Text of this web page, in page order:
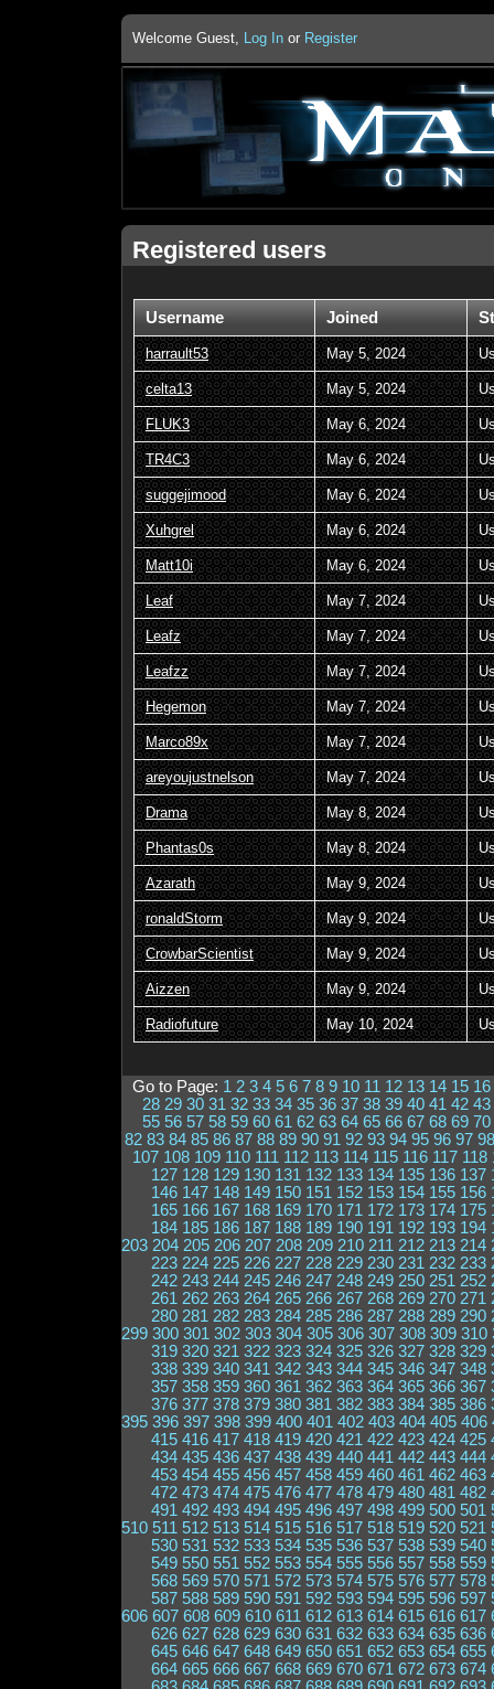
Welcome Guest, Log In or Register
Registered users
Username Joined
harrault53 May 5, 2024
celta13 May 5, 2024
FLUK3 May 6, 2024
TR4C3 May 6, 2024
suggejimood May 6, 2024
Xuhgrel May 6, 2024
Matt10i May 6, 2024
Leaf May 7, 2024
Leafz May 7, 2024
Leafzz May 7, 2024
Hegemon May 7, 2024
Marco89x May 7, 2024
areyoujustnelson May 7, 2024
Drama May 8, 2024
Phantas0s May 8, 2024
Azarath May 9, 2024
ronaldStorm May 9, 2024
CrowbarScientist May 9, 2024
Aizzen May 9, 2024
Radiofuture May 10, 2024
Go to Page: 1 2 3 4 5 6 7 8 9 10 11 12 13 14 15 16
28 29 30 31 32 33 34 35 36 37 38 39 40 41 42 43
55 56 57 58 59 60 61 62 63 64 65 66 67 68 69 70
82 83 84 85 86 87 88 89 90 91 92 93 94 95 96 97 98
107 108 109 110 111 112 113 114 115 116 117 118
127 128 129 130 131 132 133 134 135 136 137
146 147 148 149 150 151 152 153 154 155 156
165 166 167 168 169 170 171 172 173 174 175
184 185 186 187 188 189 190 191 192 193 194
203 204 205 206 207 208 209 210 211 212 213 214
223 224 225 226 227 228 229 230 231 232 233
242 243 244 245 246 247 248 249 250 251 252
261 262 263 264 265 266 267 268 269 270 271
280 281 282 283 284 285 286 287 288 289 290
299 300 301 302 303 304 305 306 307 308 309 310
319 320 321 322 323 324 325 326 327 328 329
338 339 340 341 342 343 344 345 346 347 348
357 358 359 360 361 362 363 364 365 366 367
376 377 378 379 380 381 382 383 384 385 386
395 396 397 398 399 400 401 402 403 404 405 406
415 416 417 418 419 420 421 422 423 424 425
434 435 436 437 438 439 440 441 442 443 444
453 454 455 456 457 458 459 460 461 462 463
472 473 474 475 476 477 478 479 480 481 482
491 492 493 494 495 496 497 498 499 500 501
510 511 512 513 514 515 516 517 518 519 520 521
530 531 532 533 534 535 536 537 538 539 540
549 550 551 552 553 554 555 556 557 558 559
568 569 570 571 572 573 574 575 576 577 578
587 588 589 590 591 592 593 594 595 596 597
606 607 608 609 610 611 612 613 614 615 616 617
626 627 628 629 630 631 632 633 634 635 636
645 646 647 648 649 650 651 652 653 654 655
664 665 666 667 668 669 670 671 672 673 674